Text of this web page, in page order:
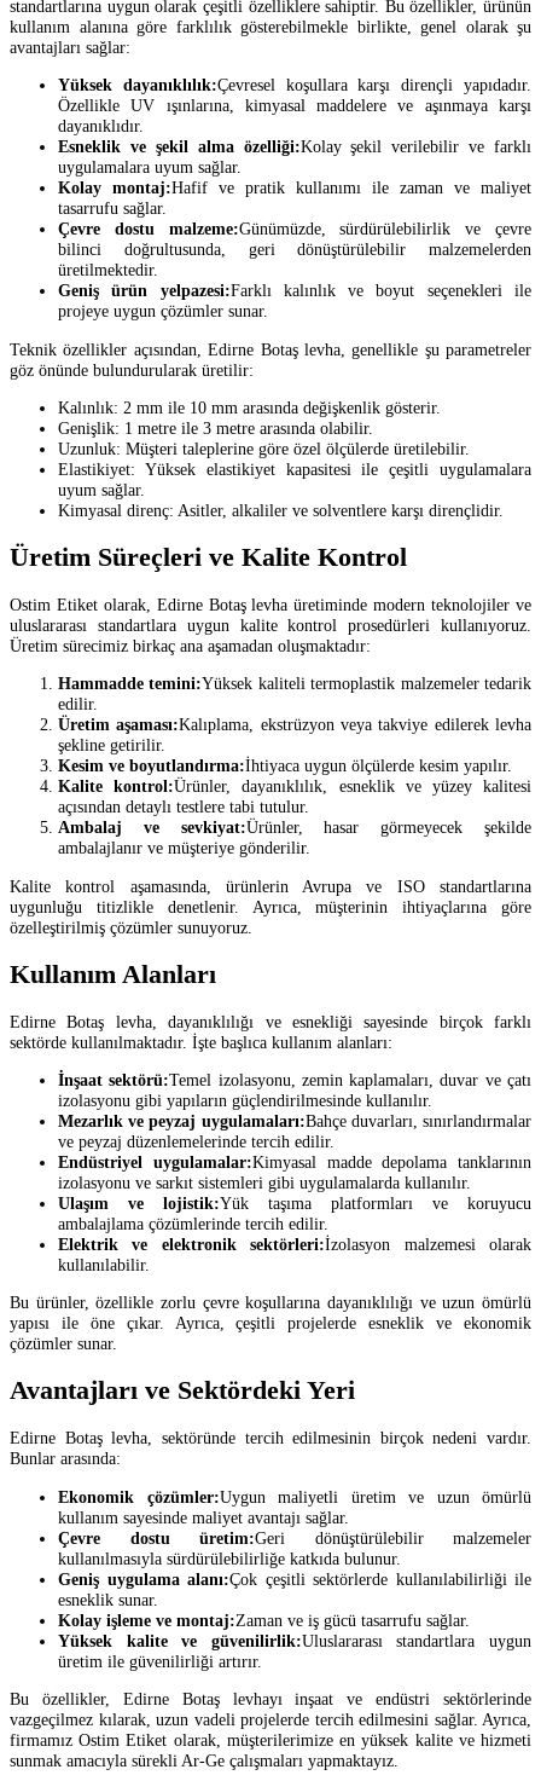
standartlarına uygun olarak çeşitli özelliklere sahiptir. Bu özellikler, ürünün
kullanım alanına göre farklılık gösterebilmekle birlikte, genel olarak şu
avantajları sağlar:
Yüksek dayanıklılık:Çevresel koşullara karşı dirençli yapıdadır.
Özellikle UV ışınlarına, kimyasal maddelere ve aşınmaya karşı
dayanıklıdır.
Esneklik ve şekil alma özelliği:Kolay şekil verilebilir ve farklı
uygulamalara uyum sağlar.
Kolay montaj:Hafif ve pratik kullanımı ile zaman ve maliyet
tasarrufu sağlar.
Çevre dostu malzeme:Günümüzde, sürdürülebilirlik ve çevre
bilinci doğrultusunda, geri dönüştürülebilir malzemelerden
üretilmektedir.
Geniş ürün yelpazesi:Farklı kalınlık ve boyut seçenekleri ile
projeye uygun çözümler sunar.
Teknik özellikler açısından, Edirne Botaş levha, genellikle şu parametreler
göz önünde bulundurularak üretilir:
Kalınlık: 2 mm ile 10 mm arasında değişkenlik gösterir.
Genişlik: 1 metre ile 3 metre arasında olabilir.
Uzunluk: Müşteri taleplerine göre özel ölçülerde üretilebilir.
Elastikiyet: Yüksek elastikiyet kapasitesi ile çeşitli uygulamalara
uyum sağlar.
Kimyasal direnç: Asitler, alkaliler ve solventlere karşı dirençlidir.
Üretim Süreçleri ve Kalite Kontrol
Ostim Etiket olarak, Edirne Botaş levha üretiminde modern teknolojiler ve
uluslararası standartlara uygun kalite kontrol prosedürleri kullanıyoruz.
Üretim sürecimiz birkaç ana aşamadan oluşmaktadır:
Hammadde temini:Yüksek kaliteli termoplastik malzemeler tedarik
edilir.
Üretim aşaması:Kalıplama, ekstrüzyon veya takviye edilerek levha
şekline getirilir.
Kesim ve boyutlandırma:İhtiyaca uygun ölçülerde kesim yapılır.
Kalite kontrol:Ürünler, dayanıklılık, esneklik ve yüzey kalitesi
açısından detaylı testlere tabi tutulur.
Ambalaj ve sevkiyat:Ürünler, hasar görmeyecek şekilde
ambalajlanır ve müşteriye gönderilir.
Kalite kontrol aşamasında, ürünlerin Avrupa ve ISO standartlarına
uygunluğu titizlikle denetlenir. Ayrıca, müşterinin ihtiyaçlarına göre
özelleştirilmiş çözümler sunuyoruz.
Kullanım Alanları
Edirne Botaş levha, dayanıklılığı ve esnekliği sayesinde birçok farklı
sektörde kullanılmaktadır. İşte başlıca kullanım alanları:
İnşaat sektörü:Temel izolasyonu, zemin kaplamaları, duvar ve çatı
izolasyonu gibi yapıların güçlendirilmesinde kullanılır.
Mezarlık ve peyzaj uygulamaları:Bahçe duvarları, sınırlandırmalar
ve peyzaj düzenlemelerinde tercih edilir.
Endüstriyel uygulamalar:Kimyasal madde depolama tanklarının
izolasyonu ve sarkıt sistemleri gibi uygulamalarda kullanılır.
Ulaşım ve lojistik:Yük taşıma platformları ve koruyucu
ambalajlama çözümlerinde tercih edilir.
Elektrik ve elektronik sektörleri:İzolasyon malzemesi olarak
kullanılabilir.
Bu ürünler, özellikle zorlu çevre koşullarına dayanıklılığı ve uzun ömürlü
yapısı ile öne çıkar. Ayrıca, çeşitli projelerde esneklik ve ekonomik
çözümler sunar.
Avantajları ve Sektördeki Yeri
Edirne Botaş levha, sektöründe tercih edilmesinin birçok nedeni vardır.
Bunlar arasında:
Ekonomik çözümler:Uygun maliyetli üretim ve uzun ömürlü
kullanım sayesinde maliyet avantajı sağlar.
Çevre dostu üretim:Geri dönüştürülebilir malzemeler
kullanılmasıyla sürdürülebilirliğe katkıda bulunur.
Geniş uygulama alanı:Çok çeşitli sektörlerde kullanılabilirliği ile
esneklik sunar.
Kolay işleme ve montaj:Zaman ve iş gücü tasarrufu sağlar.
Yüksek kalite ve güvenilirlik:Uluslararası standartlara uygun
üretim ile güvenilirliği artırır.
Bu özellikler, Edirne Botaş levhayı inşaat ve endüstri sektörlerinde
vazgeçilmez kılarak, uzun vadeli projelerde tercih edilmesini sağlar. Ayrıca,
firmamız Ostim Etiket olarak, müşterilerimize en yüksek kalite ve hizmeti
sunmak amacıyla sürekli Ar-Ge çalışmaları yapmaktayız.